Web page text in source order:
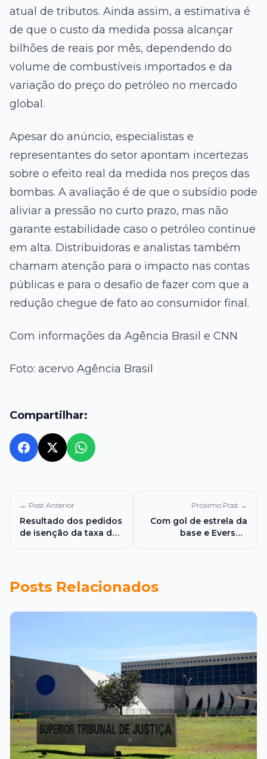
atual de tributos. Ainda assim, a estimativa é
de que o custo da medida possa alcançar
bilhões de reais por mês, dependendo do
volume de combustíveis importados e da
variação do preço do petróleo no mercado
global.
Apesar do anúncio, especialistas e
representantes do setor apontam incertezas
sobre o efeito real da medida nos preços das
bombas. A avaliação é de que o subsídio pode
aliviar a pressão no curto prazo, mas não
garante estabilidade caso o petróleo continue
em alta. Distribuidoras e analistas também
chamam atenção para o impacto nas contas
públicas e para o desafio de fazer com que a
redução chegue de fato ao consumidor final.
Com informações da Agência Brasil e CNN
Foto: acervo Agência Brasil
Compartilhar:
← Post Anterior
Resultado dos pedidos
de isenção da taxa de
Próximo Post →
Com gol de estrela da
base e Everson
Posts Relacionados